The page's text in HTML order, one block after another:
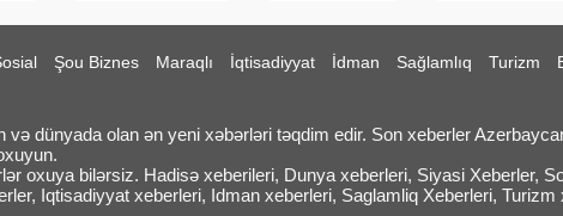
Şou Biznes Maraqlı İqtisadiyyat İdman Sağlamlıq Turizm
dünyada olan ən yeni xəbərləri təqdim edir. Son xeberler
oxuya bilərsiz. Hadisə xeberileri, Dunya xeberleri, Siyasi Xeberler,
Iqtisadiyyat xeberleri, Idman xeberleri, Saglamliq Xeberleri, Turizm